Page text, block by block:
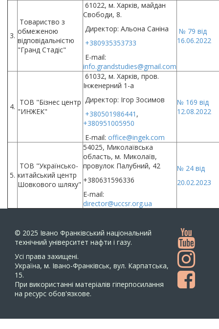
3.
Товариство з
обмеженою
відповідальністю
"Гранд Стадіс"
61022, м. Харків, майдан
Свободи, 8.
Директор: Альона Саніна
+380935353733
E-mail:
info.grandstudies@gmail.com
№ 79 від
16.06.2022
4. ТОВ "Бізнес центр
"ИНЖЕК"
61032, м. Харків, пров.
Інженерний 1-а
Директор: Ігор Зосимов
+380501986441 ,
+380951005950
E-mail: office@ingek.com
№ 169 від
12.08.2022
5.
ТОВ "Українсько-
китайський центр
Шовкового шляху"
54025, Миколаївська
область, м. Миколаїв,
провулок Палубний, 42
+380631596336
E-mail:
director@uccsr.org.ua
№ 24 від
20.02.2023
© 2025 Івано Франківський національний
технічний університет нафти і газу.
Усi права захищенi.
Україна, м. Івано-Франківськ, вул. Карпатська,
15.
При використанні матеріалів гіперпосилання
на ресурс обов'язкове.